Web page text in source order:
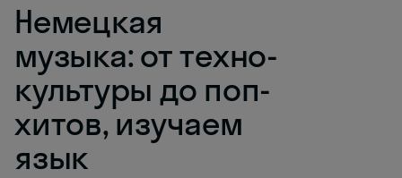
Немецкая
музыка: от техно-
культуры до поп-
хитов, изучаем
язык
Skyeng Chat
online